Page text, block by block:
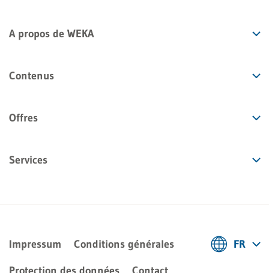
A propos de WEKA
Contenus
Offres
Services
Impressum
Conditions générales
FR